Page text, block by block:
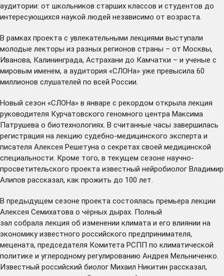
аудитории: от школьников старших классов и студентов до
интересующихся наукой людей независимо от возраста.
В рамках проекта с увлекательными лекциями выступали
молодые лекторы из разных регионов страны – от Москвы,
Иванова, Калининграда, Астрахани до Камчатки – и ученые с
мировым именем, а аудитория «СЛОНа» уже превысила 60
миллионов слушателей по всей России.
Новый сезон «СЛОНа» в январе с рекордом открыла лекция
руководителя Курчатовского геномного центра Максима
Патрушева о биотехнологиях. В считанные часы завершилась
регистрация на лекцию судебно-медицинского эксперта и
писателя Алексея Решетуна о секретах своей медицинской
специальности. Кроме того, в текущем сезоне научно-
просветительского проекта известный нейробиолог Владимир
Алипов рассказал, как прожить до 100 лет.
В предыдущем сезоне проекта состоялась премьера лекции
Алексея Семихатова о чёрных дырах. Полный
зал собрала лекция об изменении климата и его влиянии на
экономику известного российского предпринимателя,
мецената, председателя Комитета РСПП по климатической
политике и углеродному регулированию Андрея Мельниченко.
Известный российский биолог Михаил Никитин рассказал,